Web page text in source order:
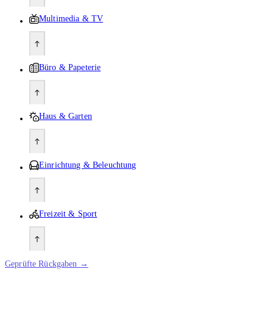
Multimedia & TV
Büro & Papeterie
Haus & Garten
Einrichtung & Beleuchtung
Freizeit & Sport
Geprüfte Rückgaben →